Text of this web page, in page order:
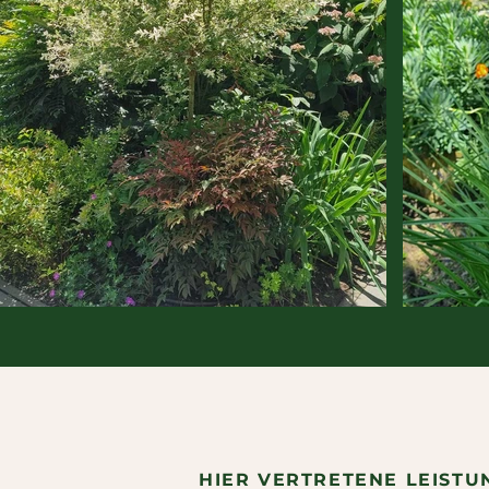
HIER VERTRETENE